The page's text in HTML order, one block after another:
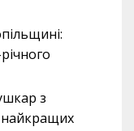
з
найкращих